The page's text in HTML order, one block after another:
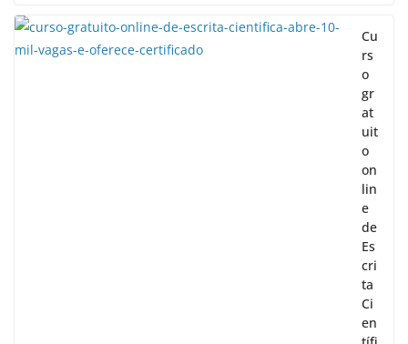
Cu
rs
o
gr
at
uit
o
on
lin
e
de
Es
cri
ta
Ci
en